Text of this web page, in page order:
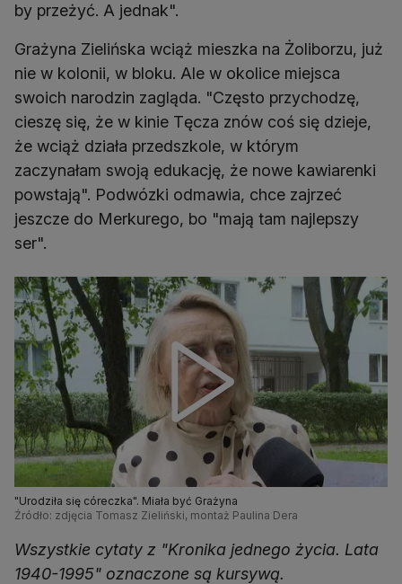
by przeżyć. A jednak".
Grażyna Zielińska wciąż mieszka na Żoliborzu, już
nie w kolonii, w bloku. Ale w okolice miejsca
swoich narodzin zagląda. "Często przychodzę,
cieszę się, że w kinie Tęcza znów coś się dzieje,
że wciąż działa przedszkole, w którym
zaczynałam swoją edukację, że nowe kawiarenki
powstają". Podwózki odmawia, chce zajrzeć
jeszcze do Merkurego, bo "mają tam najlepszy
ser".
"Urodziła się córeczka". Miała być Grażyna
Źródło: zdjęcia Tomasz Zieliński, montaż Paulina Dera
Wszystkie cytaty z "Kronika jednego życia. Lata
1940-1995" oznaczone są kursywą.